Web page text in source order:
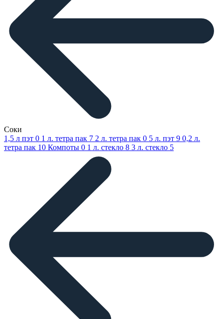
Соки
1,5 л пэт 0 1 л. тетра пак 7 2 л. тетра пак 0 5 л. пэт 9 0,2 л.
тетра пак 10 Компоты 0 1 л. стекло 8 3 л. стекло 5